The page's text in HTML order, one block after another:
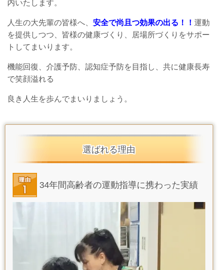
内いたします。
人生の大先輩の皆様へ、 安全で尚且つ効果の出る！！ 運動
を提供しつつ、皆様の健康づくり、居場所づくりをサポー
トしてまいります。
機能回復、介護予防、認知症予防を目指し、共に健康長寿
で笑顔溢れる
良き人生を歩んでまいりましょう。
選ばれる理由
34年間高齢者の運動指導に携わった実績